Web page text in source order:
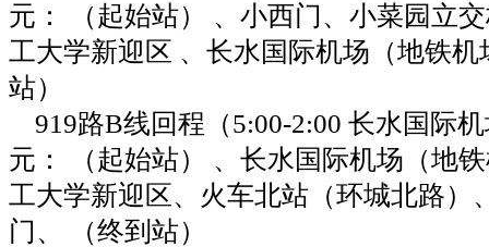
元： （起始站） 、小西门、小菜园立
工大学新迎区 、长水国际机场（地铁
站）
919路B线回程（5:00-2:00 长水国际
元： （起始站） 、长水国际机场（地
工大学新迎区、火车北站（环城北路）
门、 （终到站）